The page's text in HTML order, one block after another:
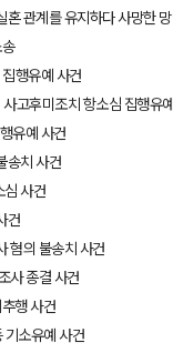
그룹소개
혼 관계를 유지하다 사망한
행유예 사건
사고후미조치 항소심 집행유
유예 사건
송치 사건
심 사건
건
혐의 불송치 사건
사 종결 사건
행 사건
기소유예 사건